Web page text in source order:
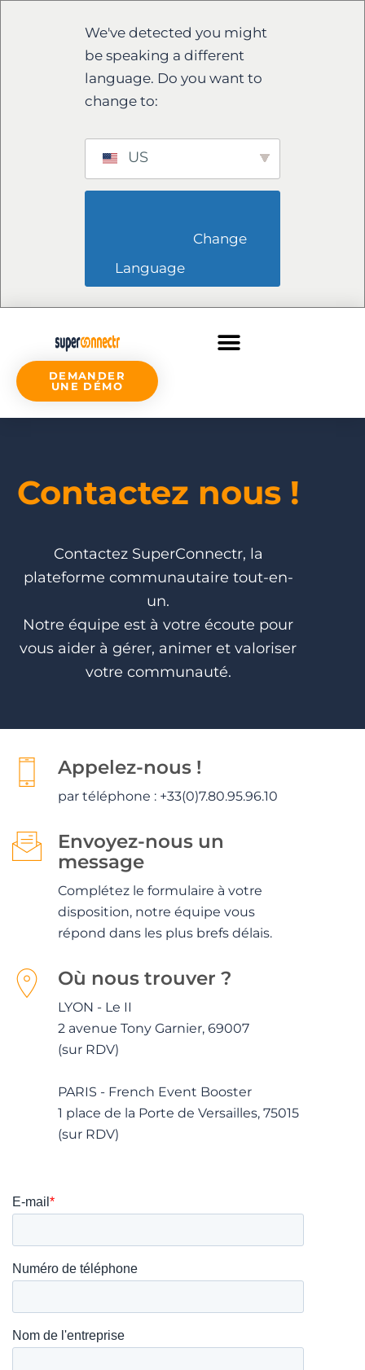
We've detected you might
be speaking a different
language. Do you want to
change to:
US
Language
DEMANDER
UNE DÉMO
Contactez nous !
Contactez SuperConnectr, la
plateforme communautaire tout-en-
un.
Notre équipe est à votre écoute pour
vous aider à gérer, animer et valoriser
votre communauté.
Appelez-nous !
par téléphone : +33(0)7.80.95.96.10
Envoyez-nous un
message
Complétez le formulaire à votre
disposition, notre équipe vous
répond dans les plus brefs délais.
Où nous trouver ?
LYON - Le II
2 avenue Tony Garnier, 69007
(sur RDV)
PARIS - French Event Booster
1 place de la Porte de Versailles, 75015